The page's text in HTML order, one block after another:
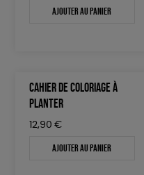
Ajouter au panier
CAHIER DE COLORIAGE À
PLANTER
12,90 €
Ajouter au panier